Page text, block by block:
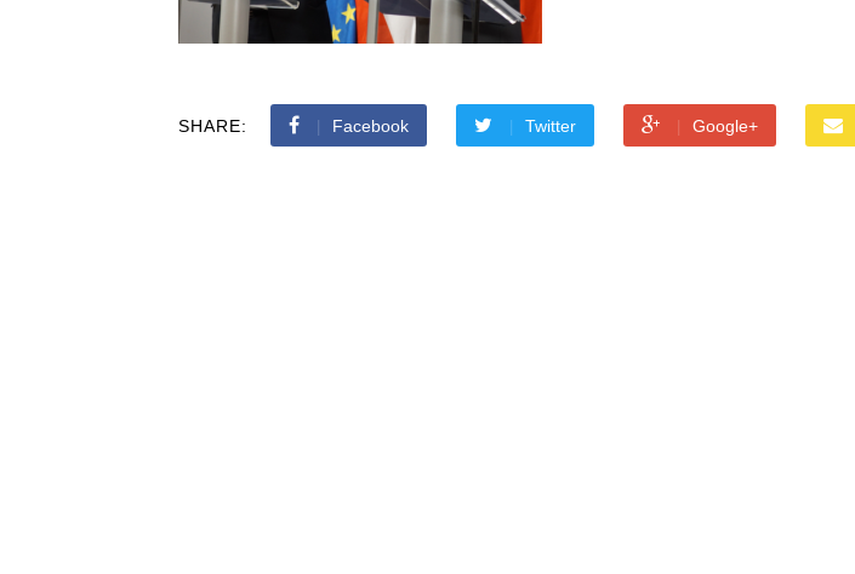
SHARE: Facebook Twitter Google+